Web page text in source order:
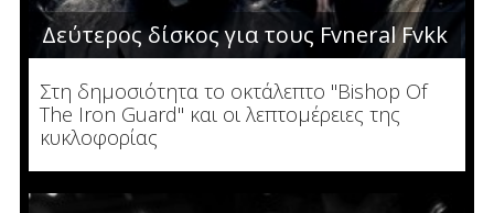
Δεύτερος δίσκος για τους Fvneral Fvkk
Στη δημοσιότητα το οκτάλεπτο "Bishop Of
The Iron Guard" και οι λεπτομέρειες της
κυκλοφορίας